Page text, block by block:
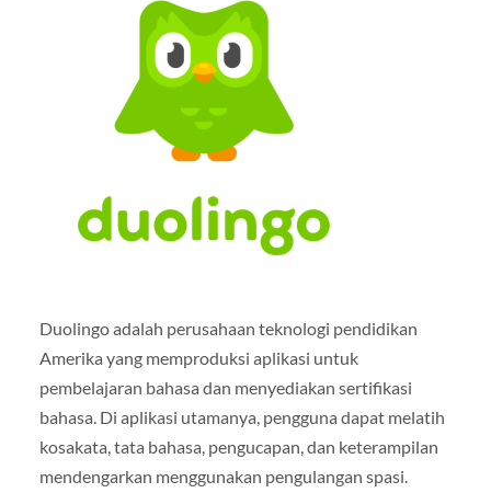
Duolingo adalah perusahaan teknologi pendidikan
Amerika yang memproduksi aplikasi untuk
pembelajaran bahasa dan menyediakan sertifikasi
bahasa. Di aplikasi utamanya, pengguna dapat melatih
kosakata, tata bahasa, pengucapan, dan keterampilan
mendengarkan menggunakan pengulangan spasi.